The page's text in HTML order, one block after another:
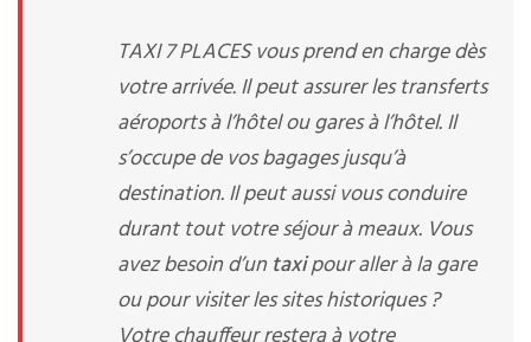
TAXI 7 PLACES vous prend en charge dès
votre arrivée. Il peut assurer les transferts
aéroports à l’hôtel ou gares à l’hôtel. Il
s’occupe de vos bagages jusqu’à
destination. Il peut aussi vous conduire
durant tout votre séjour à meaux. Vous
avez besoin d’un taxipour aller à la gare
ou pour visiter les sites historiques ?